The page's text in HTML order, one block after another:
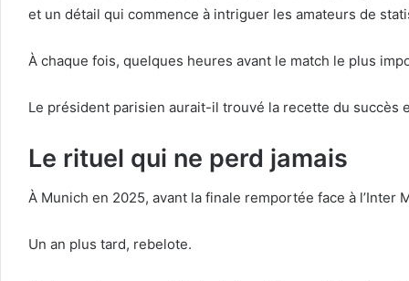
et un détail qui commence à intriguer les amateurs de
À chaque fois, quelques heures avant le match le plus
Le président parisien aurait-il trouvé la recette du succès
Le rituel qui ne perd jamais
À Munich en 2025, avant la finale remportée face à
Un an plus tard, rebelote.